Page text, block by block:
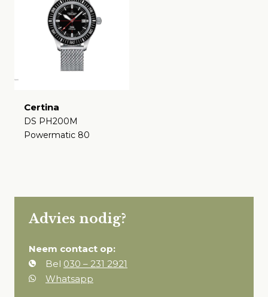
Certina
DS PH200M
Powermatic 80
Advies nodig?
Neem contact op:
Bel 030 – 231 2921
Whatsapp